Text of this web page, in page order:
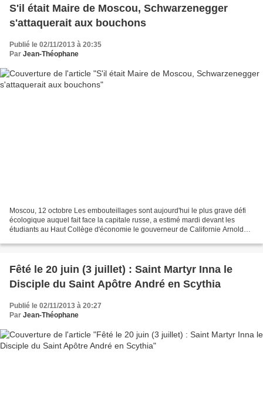
S'il était Maire de Moscou, Schwarzenegger
s'attaquerait aux bouchons
Publié le 02/11/2013 à 20:35
Par Jean-Théophane
Moscou, 12 octobre Les embouteillages sont aujourd'hui le plus grave défi
écologique auquel fait face la capitale russe, a estimé mardi devant les
étudiants au Haut Collège d'économie le gouverneur de Californie Arnold
Fêté le 20 juin (3 juillet) : Saint Martyr Inna le
Disciple du Saint Apôtre André en Scythia
Publié le 02/11/2013 à 20:27
Par Jean-Théophane